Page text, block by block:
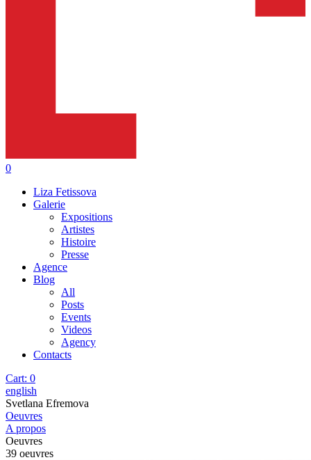
0
Liza Fetissova
Galerie
Expositions
Artistes
Histoire
Presse
Agence
Blog
All
Posts
Events
Videos
Agency
Contacts
Cart: 0
english
Svetlana Efremova
Oeuvres
A propos
Oeuvres
39 oeuvres